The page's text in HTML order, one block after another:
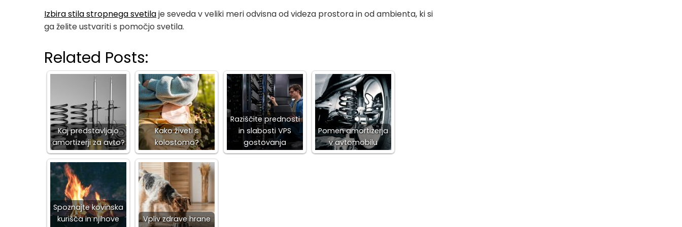
Izbira stila stropnega svetilaje seveda v veliki meri odvisna od videza prostora in od ambienta, ki si
ga želite ustvariti s pomočjo svetila.
Related Posts:
Kaj predstavljajo
amortizerji za avto?
Kako živeti s
kolostomo?
Raziščite prednosti
in slabosti VPS
gostovanja
Pomen amortizerja
v avtomobilu
Spoznajte kovinska
kurišča in njihove
Vpliv zdrave hrane